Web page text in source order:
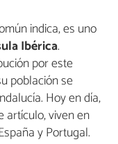
indica, es uno
Ibérica.
por este
población se
Hoy en día,
artículo, viven en
y Portugal.